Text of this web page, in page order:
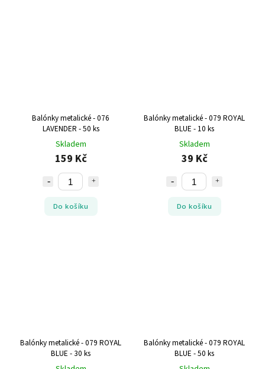
Balónky metalické - 076
LAVENDER - 50 ks
Skladem
159 Kč
Do košíku
Balónky metalické - 079 ROYAL
BLUE - 10 ks
Skladem
39 Kč
Do košíku
Balónky metalické - 079 ROYAL
BLUE - 30 ks
Balónky metalické - 079 ROYAL
BLUE - 50 ks